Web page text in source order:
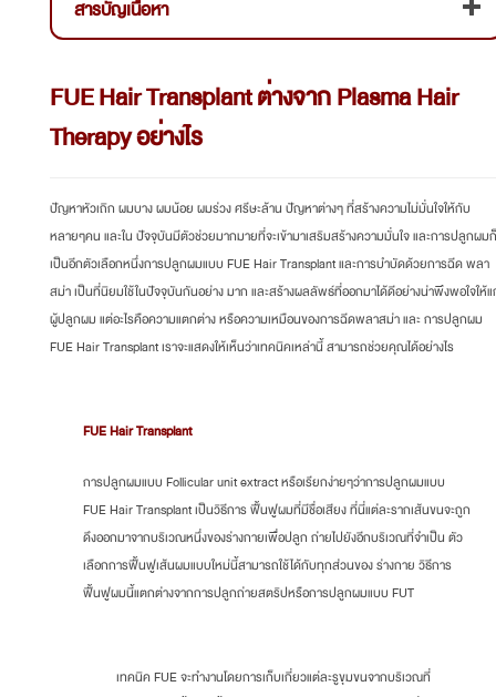
สารบัญเนื้อหา
FUE Hair Transplant ต่างจาก Plasma Hair
Therapy อย่างไร
ปัญหาหัวเถิก ผมบาง ผมน้อย ผมร่วง ศรีษะล้าน ปัญหาต่างๆ ที่สร้างความไม่มั่นใจให้กับ
หลายๆคน และใน ปัจจุบันมีตัวช่วยมากมายที่จะเข้ามาเสริมสร้างความมั่นใจ และการปลูกผมก็
เป็นอีกตัวเลือกหนึ่งการปลูกผมแบบ FUE Hair Transplant และการบำบัดด้วยการฉีด พลา
สม่า เป็นที่นิยมใช้ในปัจจุบันกันอย่าง มาก และสร้างผลลัพธ์ที่ออกมาได้ดีอย่างน่าพึงพอใจให้
ผู้ปลูกผม แต่อะไรคือความแตกต่าง หรือความเหมือนของการฉีดพลาสม่า และ การปลูกผม
FUE Hair Transplant เราจะแสดงให้เห็นว่าเทคนิคเหล่านี้ สามารถช่วยคุณได้อย่างไร
FUE Hair Transplant
การปลูกผมแบบ Follicular unit extract หรือเรียกง่ายๆว่าการปลูกผมแบบ
FUE Hair Transplant เป็นวิธีการ ฟื้นฟูผมที่มีชื่อเสียง ที่นี่แต่ละรากเส้นขนจะถูก
ดึงออกมาจากบริเวณหนึ่งของร่างกายเพื่อปลูก ถ่ายไปยังอีกบริเวณที่จำเป็น ตัว
เลือกการฟื้นฟูเส้นผมแบบใหม่นี้สามารถใช้ได้กับทุกส่วนของ ร่างกาย วิธีการ
ฟื้นฟูผมนี้แตกต่างจากการปลูกถ่ายสตริปหรือการปลูกผมแบบ FUT
เทคนิค FUE จะทำงานโดยการเก็บเกี่ยวแต่ละรูขุมขนจากบริเวณที่